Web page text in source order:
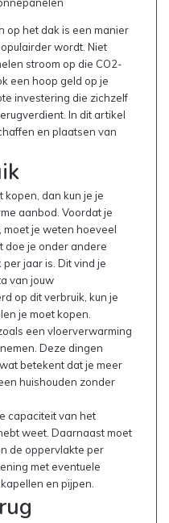
op het dak is een manier
wordt. Niet
stroom op die CO2-
een hoop geld op je
investering die zichzelf
In dit artikel
en plaatsen van
dan kun je je
aanbod. Voordat je
moet je weten hoeveel
doe je onder andere
jaar is. Dit vind je
van jouw
op dit verbruik, kun je
je moet kopen.
een vloerverwarming
Deze dingen
betekent dat je meer
huishouden zonder
capaciteit van het
weet. Daarnaast moet
de oppervlakte per
met eventuele
en pijpen.